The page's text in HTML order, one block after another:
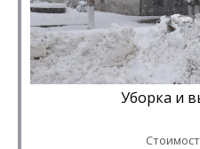
Уборка и